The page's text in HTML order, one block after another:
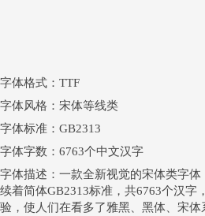
字体格式：TTF
字体风格：宋体等线类
字体标准：GB2313
字体字数：6763个中文汉字
字体描述：一款全新视觉的宋体类字
续着简体GB2313标准，共6763个汉
验 ，使人们在看多了雅黑、黑体、宋